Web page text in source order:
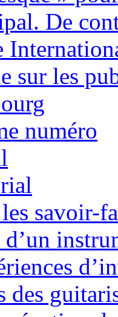
De
sur les
numéro
savoir-
d’un
des